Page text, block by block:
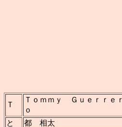
Ｔ
Ｔｏｍｍｙ Ｇｕｅｒｒｅｒ
ｏ
と 都 相太